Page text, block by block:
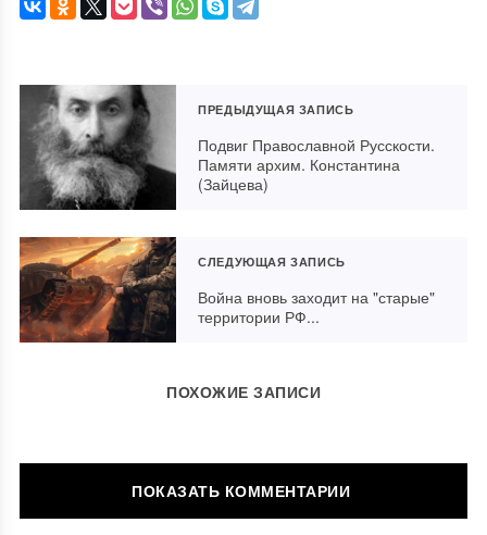
ПРЕДЫДУЩАЯ ЗАПИСЬ
Подвиг Православной Русскости.
Памяти архим. Константина
(Зайцева)
СЛЕДУЮЩАЯ ЗАПИСЬ
Война вновь заходит на "старые"
территории РФ...
ПОХОЖИЕ ЗАПИСИ